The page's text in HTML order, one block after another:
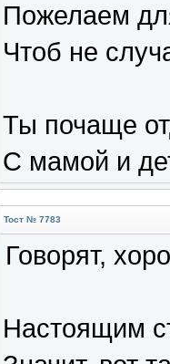
Пожелаем
Чтоб не
Ты почаще
С мамой и
Тост № 7783
Говорят,
Настоящим